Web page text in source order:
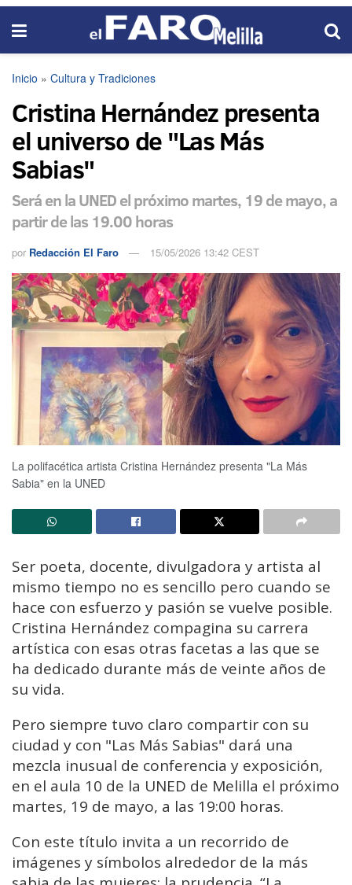
Inicio » Cultura y Tradiciones
Cristina Hernández presenta
el universo de "Las Más
Sabias"
Será en la UNED el próximo martes, 19 de mayo, a
partir de las 19.00 horas
por Redacción El Faro 15/05/2026 13:42 CEST
La polifacética artista Cristina Hernández presenta "La Más
Sabia" en la UNED
Ser poeta, docente, divulgadora y artista al
mismo tiempo no es sencillo pero cuando se
hace con esfuerzo y pasión se vuelve posible.
Cristina Hernández compagina su carrera
artística con esas otras facetas a las que se
ha dedicado durante más de veinte años de
su vida.
Pero siempre tuvo claro compartir con su
ciudad y con "Las Más Sabias" dará una
mezcla inusual de conferencia y exposición,
en el aula 10 de la UNED de Melilla el próximo
martes, 19 de mayo, a las 19:00 horas.
Con este título invita a un recorrido de
imágenes y símbolos alrededor de la más